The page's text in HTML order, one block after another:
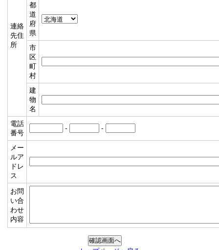
連絡
先住
所
都
道
府
県
市
区
町
村
建
物
名
電話
番号
- -
メー
ルア
ドレ
ス
お問
い合
わせ
内容